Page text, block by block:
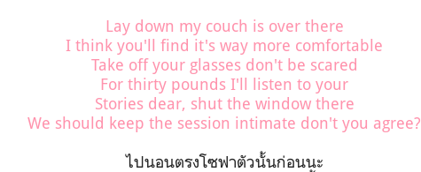
Lay down my couch is over there
I think you'll find it's way more comfortable
Take off your glasses don't be scared
For thirty pounds I'll listen to your
Stories dear, shut the window there
We should keep the session intimate don't you agree?
ไปนอนตรงโซฟาตัวนั้นก่อนนะ